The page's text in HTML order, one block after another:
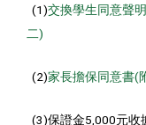
(1)交換學生同意聲
二)
(2)家長擔保同意書(
(3)保證金5,000元收